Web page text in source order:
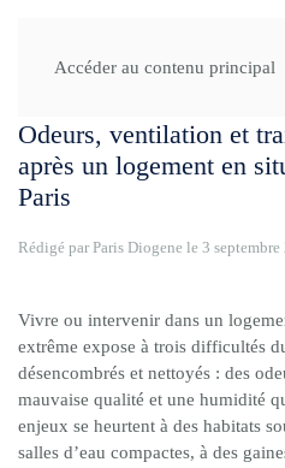
Accéder au contenu principal
Accueil Agir Odeurs,
Odeurs, ventilation et
après un logement en
Paris
Rédigé par Paris Diogene le 3 septembre
Vivre ou intervenir dans un
extrême expose à trois difficultés
désencombrés et nettoyés : des
mauvaise qualité et une humidité
enjeux se heurtent à des habitats
salles d’eau compactes, à des